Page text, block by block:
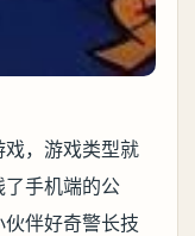
，游戏类型就
手机端的公
伴好奇警长技